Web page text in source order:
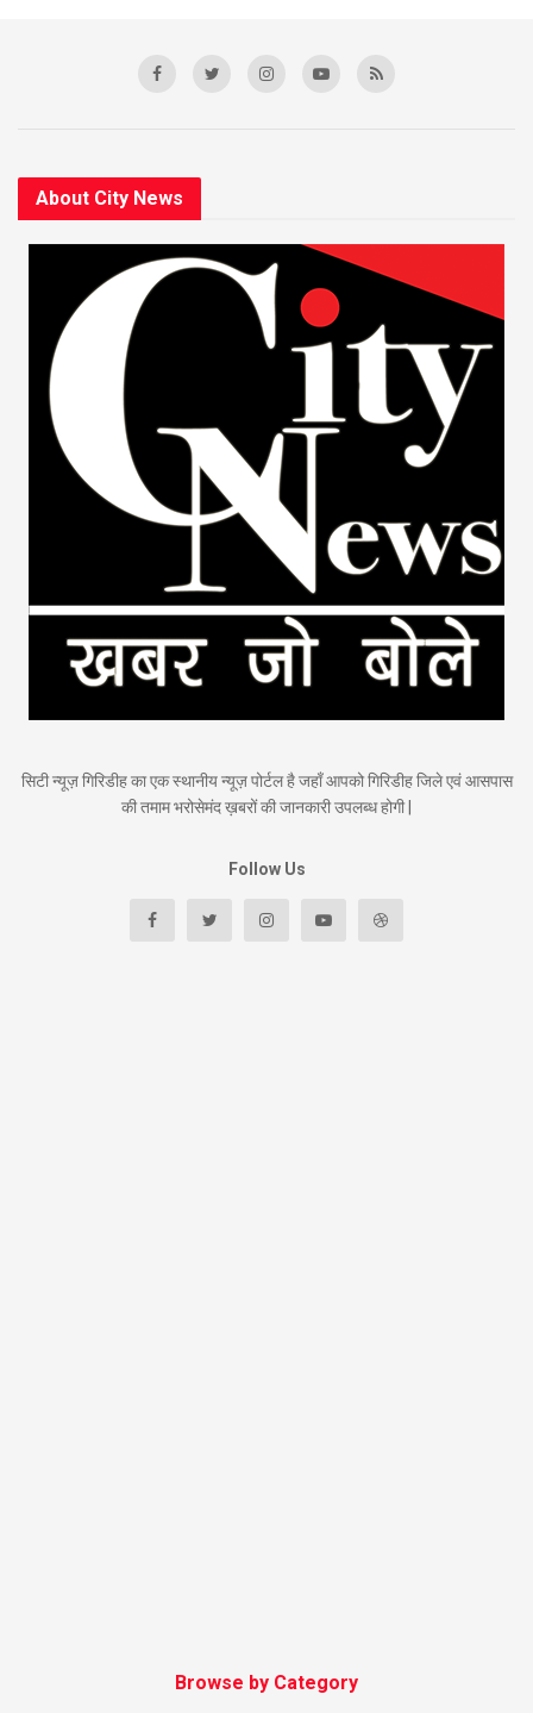
About City News
सिटी न्यूज़ गिरिडीह का एक स्थानीय न्यूज़ पोर्टल है जहाँ आपको गिरिडीह जिले एवं आसपास
की तमाम भरोसेमंद ख़बरों की जानकारी उपलब्ध होगी |
Follow Us
Browse by Category